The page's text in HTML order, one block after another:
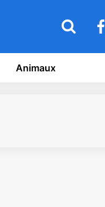
Animaux